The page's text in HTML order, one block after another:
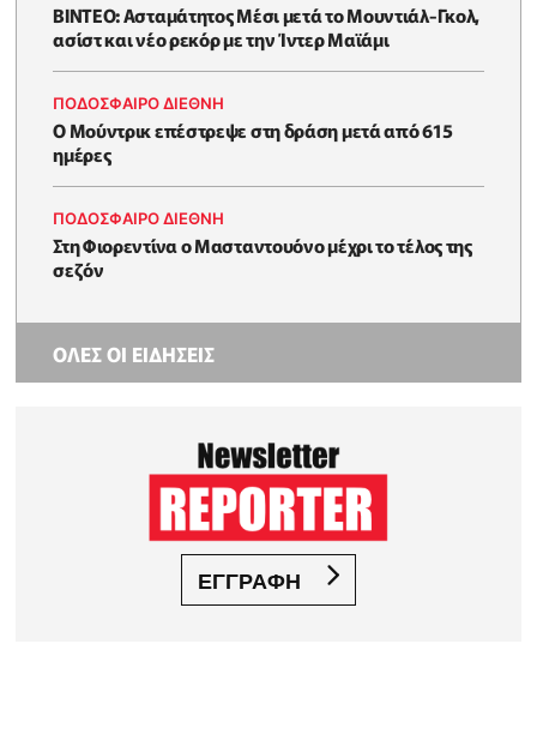
BINTEO: Ασταμάτητος Μέσι μετά το Μουντιάλ-Γκολ,
ασίστ και νέο ρεκόρ με την Ίντερ Μαϊάμι
ΠΟΔΟΣΦΑΙΡΟ ΔΙΕΘΝΗ
Ο Μούντρικ επέστρεψε στη δράση μετά από 615
ημέρες
ΠΟΔΟΣΦΑΙΡΟ ΔΙΕΘΝΗ
Στη Φιορεντίνα ο Μασταντουόνο μέχρι το τέλος της
σεζόν
ΟΛΕΣ ΟΙ ΕΙΔΗΣΕΙΣ
ΕΓΓΡΑΦΗ